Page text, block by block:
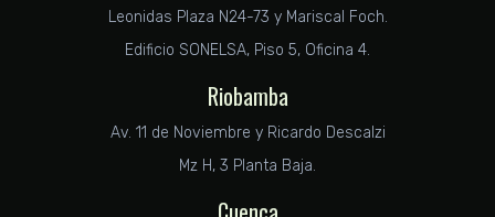
Leonidas Plaza N24-73 y Mariscal Foch.
Edificio SONELSA, Piso 5, Oficina 4.
Riobamba
Av. 11 de Noviembre y Ricardo Descalzi
Mz H, 3 Planta Baja.